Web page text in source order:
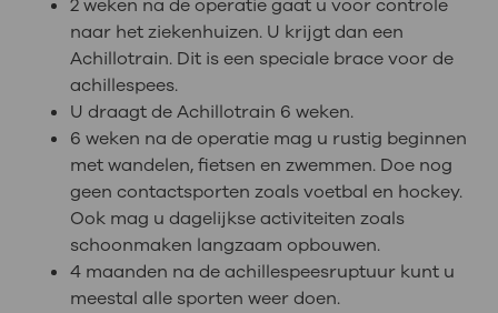
2 weken na de operatie gaat u voor controle
naar het ziekenhuizen. U krijgt dan een
Achillotrain. Dit is een speciale brace voor de
achillespees.
U draagt de Achillotrain 6 weken.
6 weken na de operatie mag u rustig beginnen
met wandelen, fietsen en zwemmen. Doe nog
geen contactsporten zoals voetbal en hockey.
Ook mag u dagelijkse activiteiten zoals
schoonmaken langzaam opbouwen.
4 maanden na de achillespeesruptuur kunt u
meestal alle sporten weer doen.